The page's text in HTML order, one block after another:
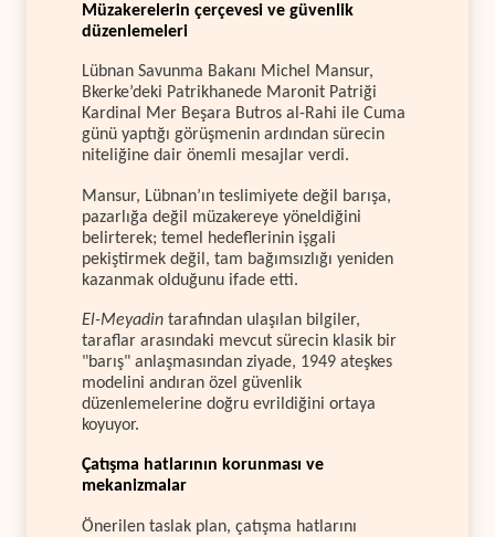
Müzakerelerin çerçevesi ve güvenlik
düzenlemeleri
Lübnan Savunma Bakanı Michel Mansur,
Bkerke’deki Patrikhanede Maronit Patriği
Kardinal Mer Beşara Butros al-Rahi ile Cuma
günü yaptığı görüşmenin ardından sürecin
niteliğine dair önemli mesajlar verdi.
Mansur, Lübnan’ın teslimiyete değil barışa,
pazarlığa değil müzakereye yöneldiğini
belirterek; temel hedeflerinin işgali
pekiştirmek değil, tam bağımsızlığı yeniden
kazanmak olduğunu ifade etti.
El-Meyadin tarafından ulaşılan bilgiler,
taraflar arasındaki mevcut sürecin klasik bir
"barış" anlaşmasından ziyade, 1949 ateşkes
modelini andıran özel güvenlik
düzenlemelerine doğru evrildiğini ortaya
koyuyor.
Çatışma hatlarının korunması ve
mekanizmalar
Önerilen taslak plan, çatışma hatlarını